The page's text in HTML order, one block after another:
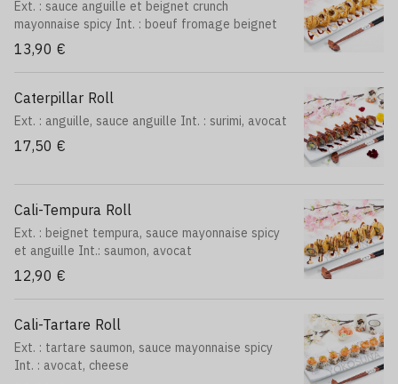
Ext. : sauce anguille et beignet crunch
mayonnaise spicy Int. : boeuf fromage beignet
13,90 €
Caterpillar Roll
Ext. : anguille, sauce anguille Int. : surimi, avocat
17,50 €
Cali-Tempura Roll
Ext. : beignet tempura, sauce mayonnaise spicy
et anguille Int.: saumon, avocat
12,90 €
Cali-Tartare Roll
Ext. : tartare saumon, sauce mayonnaise spicy
Int. : avocat, cheese